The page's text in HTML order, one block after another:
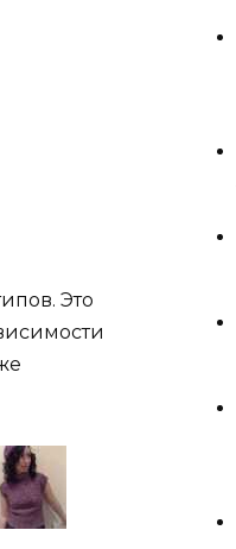
Это